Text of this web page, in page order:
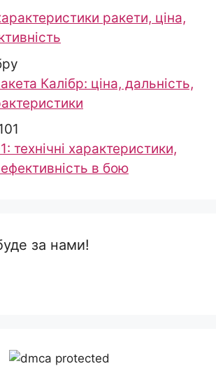
ракети, ціна,
Калібр: ціна, дальність,
технічні характеристики,
ефективність в бою
за нами!